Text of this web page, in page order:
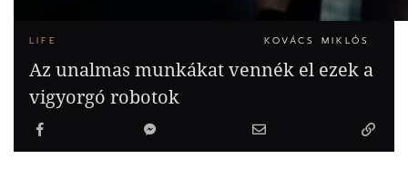
LIFE KOVÁCS MIKLÓS
Az unalmas munkákat vennék el ezek a
vigyorgó robotok